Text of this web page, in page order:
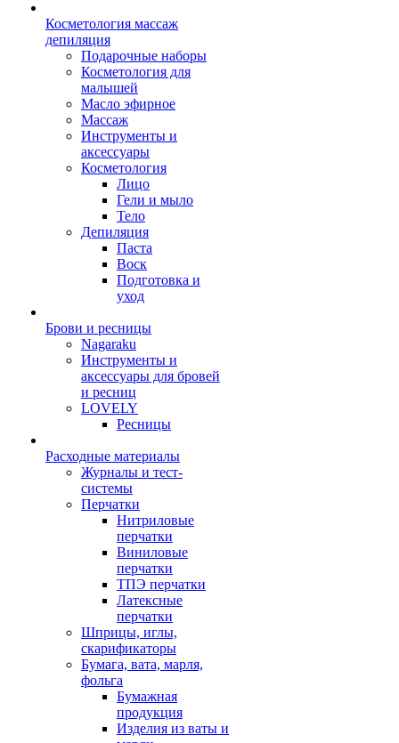
Косметология массаж
депиляция
Подарочные наборы
Косметология для
малышей
Масло эфирное
Массаж
Инструменты и
аксессуары
Косметология
Лицо
Гели и мыло
Тело
Депиляция
Паста
Воск
Подготовка и
уход
Брови и ресницы
Nagaraku
Инструменты и
аксессуары для бровей
и ресниц
LOVELY
Ресницы
Расходные материалы
Журналы и тест-
системы
Перчатки
Нитриловые
перчатки
Виниловые
перчатки
ТПЭ перчатки
Латексные
перчатки
Шприцы, иглы,
скарификаторы
Бумага, вата, марля,
фольга
Бумажная
продукция
Изделия из ваты и